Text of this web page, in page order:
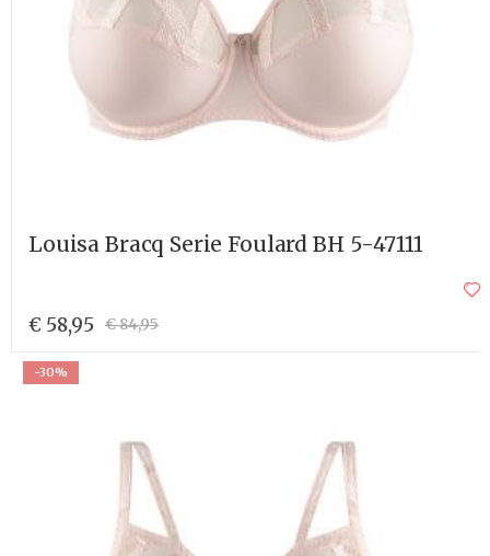
Louisa Bracq Serie Foulard BH 5-47111
€ 58,95 € 84,95
-30%